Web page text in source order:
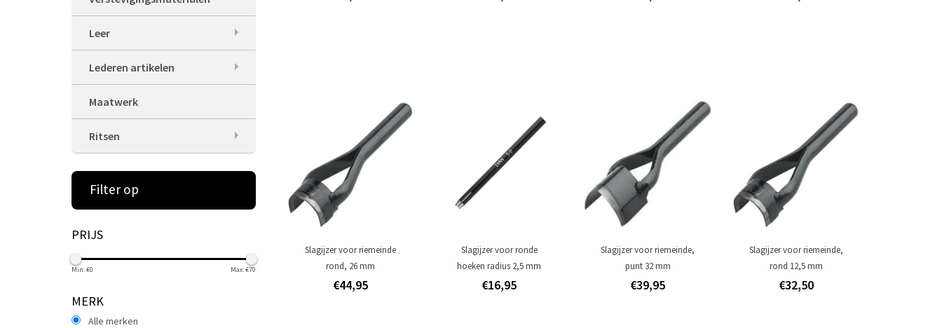
Leer
Lederen artikelen
Maatwerk
Ritsen
Filter op
PRIJS
Min: €0 Max: €70
MERK
Alle merken
Slagijzer voor riemeinde
rond, 26 mm
€44,95
Slagijzer voor ronde
hoeken radius 2,5 mm
€16,95
Slagijzer voor riemeinde,
punt 32 mm
€39,95
Slagijzer voor riemeinde,
rond 12,5 mm
€32,50